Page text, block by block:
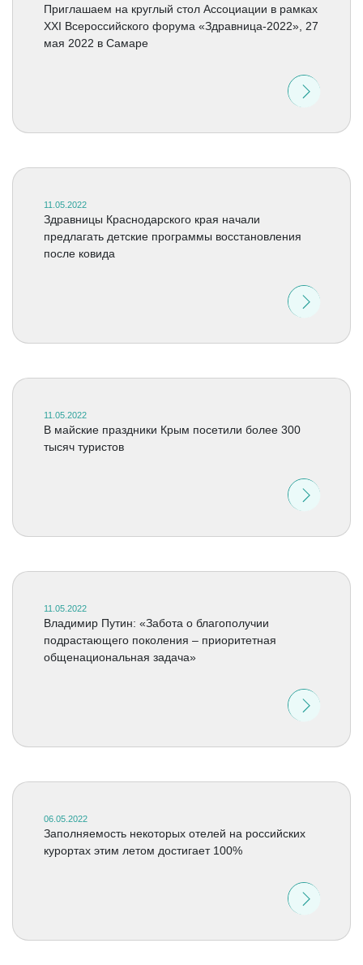
Приглашаем на круглый стол Ассоциации в рамках
XXI Всероссийского форума «Здравница-2022», 27
мая 2022 в Самаре
11.05.2022
Здравницы Краснодарского края начали
предлагать детские программы восстановления
после ковида
11.05.2022
В майские праздники Крым посетили более 300
тысяч туристов
11.05.2022
Владимир Путин: «Забота о благополучии
подрастающего поколения – приоритетная
общенациональная задача»
06.05.2022
Заполняемость некоторых отелей на российских
курортах этим летом достигает 100%